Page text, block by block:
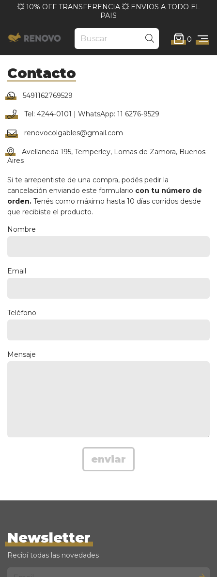
💥 10% OFF TRANSFERENCIA 💥 ENVIOS A TODO EL
PAIS
0
Contacto
5491162769529
Tel: 4244-0101 | WhatsApp: 11 6276-9529
renovocolgables@gmail.com
Avellaneda 195, Temperley, Lomas de Zamora, Buenos
Aires
Si te arrepentiste de una compra, podés pedir la
cancelación enviando este formulario con tu número de
orden. Tenés como máximo hasta 10 días corridos desde
que recibiste el producto.
Nombre
Email
Teléfono
Mensaje
Newsletter
Recibí todas las novedades